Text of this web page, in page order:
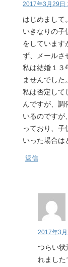
2017年3月29日
はじめまして。
いきなりの子
をしています
ず、メールさ
私は結婚１３
ませんでし
私は否定して
んですが、調
いるのですが
っており、子
いった場合は
返信
2017年3
つらい状
れました